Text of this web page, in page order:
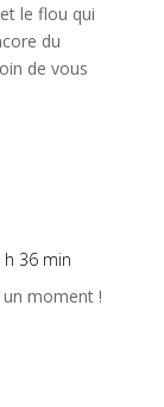
le flou qui
du
de vous
36 min
un moment !